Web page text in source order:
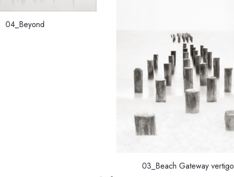
04_Beyond
03_Beach Gateway vertigo